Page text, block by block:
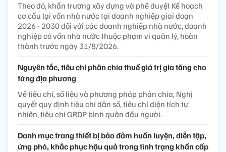
Theo đó, khẩn trương xây dựng và phê duyệt Kế hoạch
cơ cấu lại vốn nhà nước tại doanh nghiệp giai đoạn
2026 - 2030 đối với các doanh nghiệp nhà nước, doanh
nghiệp có vốn nhà nước thuộc phạm vi quản lý, hoàn
thành trước ngày 31/8/2026.
Nguyên tắc, tiêu chí phân chia thuế giá trị gia tăng cho
từng địa phương
Về tiêu chí, số liệu và phương pháp phân chia, Nghị
quyết quy định tiêu chí dân số, tiêu chí diện tích tự
nhiên, tiêu chí GRDP bình quân đầu người.
Danh mục trang thiết bị bảo đảm huấn luyện, diễn tập,
ứng phó, khắc phục hậu quả trong tình trạng khẩn cấp